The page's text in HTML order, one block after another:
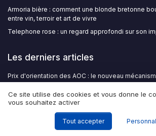
Armoria bière : comment une blonde bretonne
entre vin, terroir et art de vivre
Telephone rose : un regard approfondi sur son
Les derniers articles
Prix d'orientation des AOC : le nouveau
Choisir une cave à vin encastrable de 60 cm
et connectée
Traçabilité du vin : blockchain, QR codes NFC et
irruption dans la filière
Ce site utilise des cookies et vous donne le
vous souhaitez activer
Tout accepter